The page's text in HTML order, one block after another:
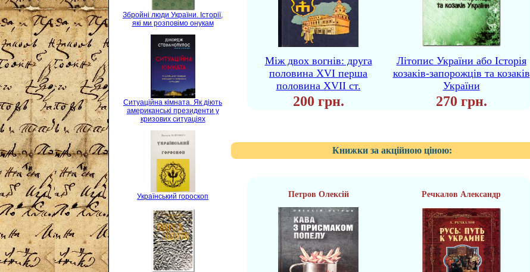
Збройні люди України. Історії,
які ми розповімо онукам
Ситуаційна кімната. Як діють
американські президенти у
кризових ситуаціях
Український гороскоп
Мiж двох вогнів: друга
половина XVI перша
половина XVII ст.
Літопис України або Історія
козаків-запорожців та козаків
України
200 грн. 270 грн.
Книжки за акційною ціною:
Петров Олексій Речкалов Александр